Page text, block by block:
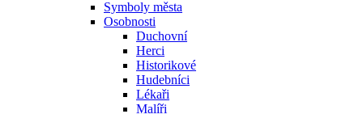
Symboly města
Osobnosti
Duchovní
Herci
Historikové
Hudebníci
Lékaři
Malíři